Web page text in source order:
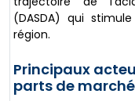
(DASDA) qui
région.
Principaux
parts de